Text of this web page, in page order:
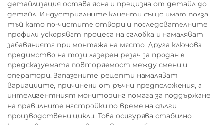
детайлизация остава ясна и прецизна от детайл до
детайл. Индустриалните клиенти също имат полза,
тъй като по-чистите отвори и последователните
профили ускоряват процеса на сглобка и намаляват
забавянията при монтажа на място. Друга ключова
предимство на този лазерен резач за продан е
предсказуемата повторяемост между смени и
оператори. Запазените рецепти намаляват
вариациите, причинени от ръчни предположения, а
интелигентният мониторинг помага за поддържане
на правилните настройки по време на дълги
производствени цикли. Това осигурява стабилно